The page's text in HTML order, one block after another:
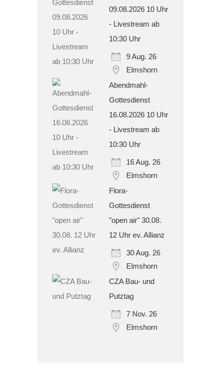
09.08.2026 10 Uhr
- Livestream ab
10:30 Uhr
9 Aug. 26
Elmshorn
Abendmahl-
Gottesdienst
16.08.2026 10 Uhr
- Livestream ab
10:30 Uhr
16 Aug. 26
Elmshorn
Flora-
Gottesdienst
"open air" 30.08.
12 Uhr ev. Allianz
30 Aug. 26
Elmshorn
CZA Bau- und
Putztag
7 Nov. 26
Elmshorn